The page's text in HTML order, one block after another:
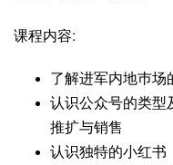
课程内容:
了解进军内地巿场
认识公众号的类型
推扩与销售
认识独特的小红书